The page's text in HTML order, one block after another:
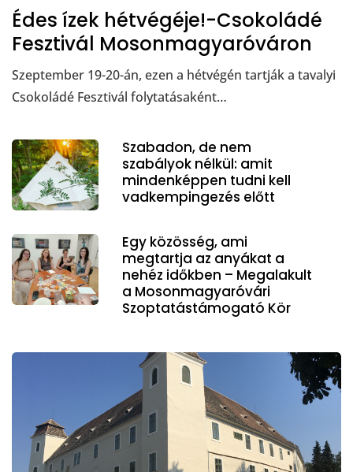
Édes ízek hétvégéje!-Csokoládé
Fesztivál Mosonmagyaróváron
Szeptember 19-20-án, ezen a hétvégén tartják a tavalyi
Csokoládé Fesztivál folytatásaként…
Szabadon, de nem
szabályok nélkül: amit
mindenképpen tudni kell
vadkempingezés előtt
Egy közösség, ami
megtartja az anyákat a
nehéz időkben – Megalakult
a Mosonmagyaróvári
Szoptatástámogató Kör